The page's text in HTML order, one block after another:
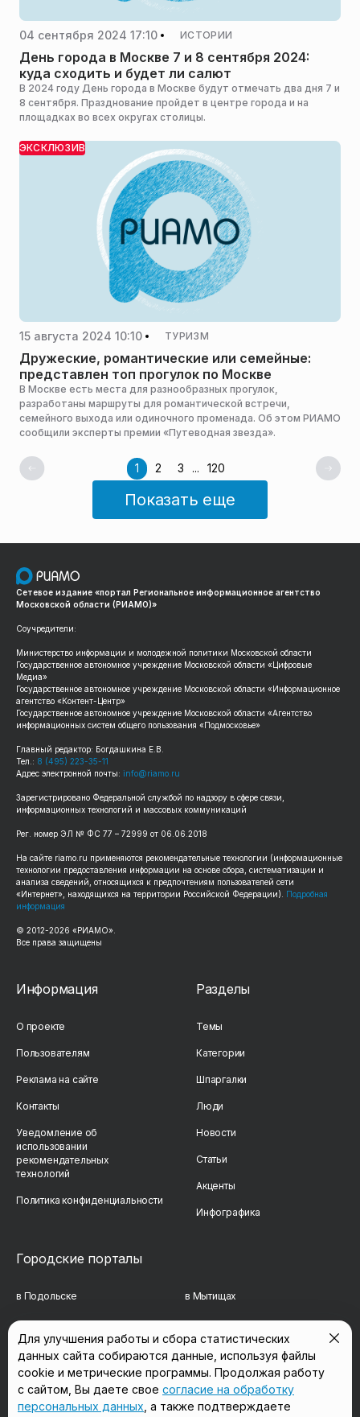
04 сентября 2024 17:10 ИСТОРИИ
День города в Москве 7 и 8 сентября 2024:
куда сходить и будет ли салют
В 2024 году День города в Москве будут отмечать два дня 7 и
8 сентября. Празднование пройдет в центре города и на
площадках во всех округах столицы.
ЭКСКЛЮЗИВ
15 августа 2024 10:10 ТУРИЗМ
Дружеские, романтические или семейные:
представлен топ прогулок по Москве
В Москве есть места для разнообразных прогулок,
разработаны маршруты для романтической встречи,
семейного выхода или одиночного променада. Об этом РИАМО
сообщили эксперты премии «Путеводная звезда».
1 2 3 ... 120
Показать еще
Сетевое издание «портал Региональное информационное агентство
Московской области (РИАМО)»
Соучредители:
Министерство информации и молодежной политики Московской области
Государственное автономное учреждение Московской области «Цифровые
Медиа»
Государственное автономное учреждение Московской области «Информационное
агентство «Контент-Центр»
Государственное автономное учреждение Московской области «Агентство
информационных систем общего пользования «Подмосковье»
Главный редактор: Богдашкина Е.В.
Тел.: 8 (495) 223-35-11
Адрес электронной почты: info@riamo.ru
Зарегистрировано Федеральной службой по надзору в сфере связи,
информационных технологий и массовых коммуникаций
Рег. номер ЭЛ № ФС 77 – 72999 от 06.06.2018
На сайте riamo.ru применяются рекомендательные технологии (информационные
технологии предоставления информации на основе сбора, систематизации и
анализа сведений, относящихся к предпочтениям пользователей сети
«Интернет», находящихся на территории Российской Федерации). Подробная
информация
© 2012-2026 «РИАМО».
Все права защищены
Информация
О проекте
Пользователям
Реклама на сайте
Контакты
Уведомление об
использовании
рекомендательных
технологий
Политика конфиденциальности
Разделы
Темы
Категории
Шпаргалки
Люди
Новости
Статьи
Акценты
Инфографика
Городские порталы
в Подольске в Мытищах
в Сергиевом Посаде в Люберцах
в Красногорске в Королёве
Для улучшения работы и сбора статистических
данных сайта собираются данные, используя файлы
cookie и метрические программы. Продолжая работу
с сайтом, Вы даете свое согласие на обработку
персональных данных , а также подтверждаете